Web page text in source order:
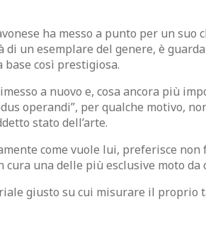
ha messo a punto per un
un esemplare del genere, è
così prestigiosa.
a nuovo e, cosa ancora più
operandi”, per qualche motivo,
stato dell’arte.
come vuole lui, preferisce
una delle più esclusive moto
giusto su cui misurare il proprio